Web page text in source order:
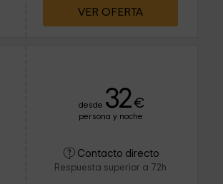
VER OFERTA
desde 32€
persona y noche
Contacto directo
Respuesta superior a 72h